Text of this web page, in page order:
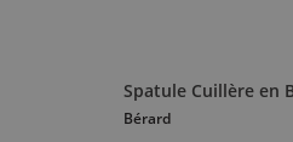
Spatule Cuillère en
Bérard